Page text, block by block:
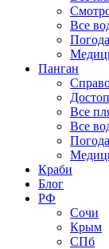
Все
Панган
Все
Все
Краби
Блог
РФ
Сочи
Крым
СПб